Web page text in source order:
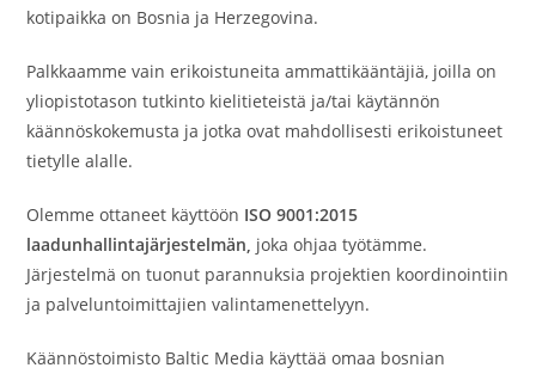
kotipaikka on Bosnia ja Herzegovina.
Palkkaamme vain erikoistuneita ammattikääntäjiä, joilla on
yliopistotason tutkinto kielitieteistä ja/tai käytännön
käännöskokemusta ja jotka ovat mahdollisesti erikoistuneet
tietylle alalle.
Olemme ottaneet käyttöön ISO 9001:2015
laadunhallintajärjestelmän, joka ohjaa työtämme.
Järjestelmä on tuonut parannuksia projektien koordinointiin
ja palveluntoimittajien valintamenettelyyn.
Käännöstoimisto Baltic Media käyttää omaa bosnian